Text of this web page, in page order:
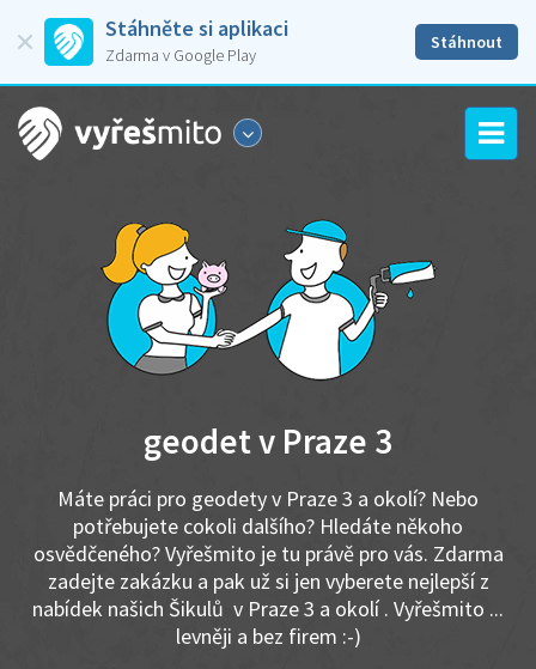
Stáhněte si aplikaci
Zdarma v Google Play
Stáhnout
geodet v Praze 3
Máte práci pro geodety v Praze 3 a okolí? Nebo
potřebujete cokoli dalšího? Hledáte někoho
osvědčeného? Vyřešmito je tu právě pro vás. Zdarma
zadejte zakázku a pak už si jen vyberete nejlepší z
nabídek našich Šikulů v Praze 3 a okolí . Vyřešmito ...
levněji a bez firem :-)